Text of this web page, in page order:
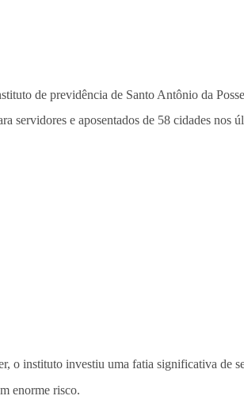
de previdência de Santo Antônio da
servidores e aposentados de 58 cidades nos
o instituto investiu uma fatia significativa de
enorme risco.